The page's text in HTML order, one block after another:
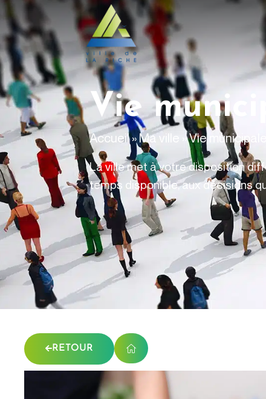
Vie
Accueil» Ma ville »Vie municipale
La ville met à votre disposition
temps disponible, aux décisions
RETOUR